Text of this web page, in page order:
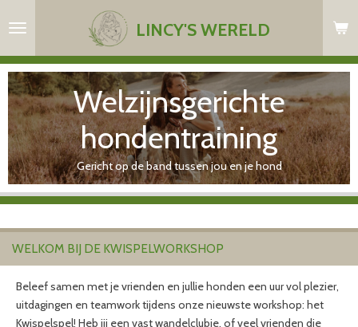
direct
de
hoofdinhoud
LINCY'S WERELD
Welzijnsgerichte
hondentraining
Gericht op de band tussen jou en je hond
WELKOM BIJ DE KWISPELWORKSHOP
Beleef samen met je vrienden en jullie honden een uur vol plezier,
uitdagingen en teamwork tijdens onze nieuwste workshop: het
Kwispelspel! Heb jij een vast wandelclubje, of veel vrienden die